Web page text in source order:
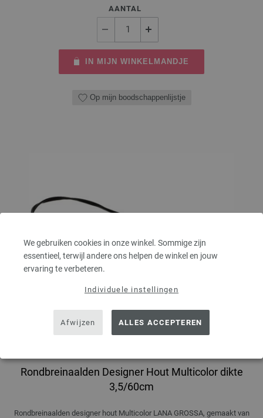
We gebruiken cookies in onze winkel. Sommige zijn
essentieel, terwijl andere ons helpen de winkel en jouw
ervaring te verbeteren.
Individuele instellingen
Afwijzen ALLES ACCEPTEREN
AANTAL
IN MIJN WINKELMANDJE
Op mijn boodschappenlijstje
Rondbreinaalden Designer Hout Multicolor dikte
3,5/60cm
Rondbreinaalden designer hout Multicolor LANA GROSSA, gemaakt van